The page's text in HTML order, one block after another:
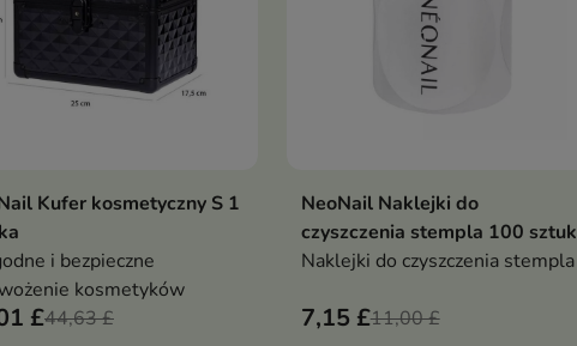
Dodaj do koszyka
Kufer kosmetyczny S 1
i bezpieczne
kosmetyków
£44,63 £
Dodaj do koszyka
NeoNail Naklejki do
czyszczenia stempla 100 sztuk
Naklejki do czyszczenia stempla
7,15 £11,00 £